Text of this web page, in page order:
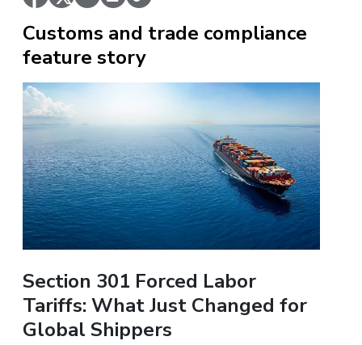
Customs and trade compliance
feature story
Section 301 Forced Labor
Tariffs: What Just Changed for
Global Shippers